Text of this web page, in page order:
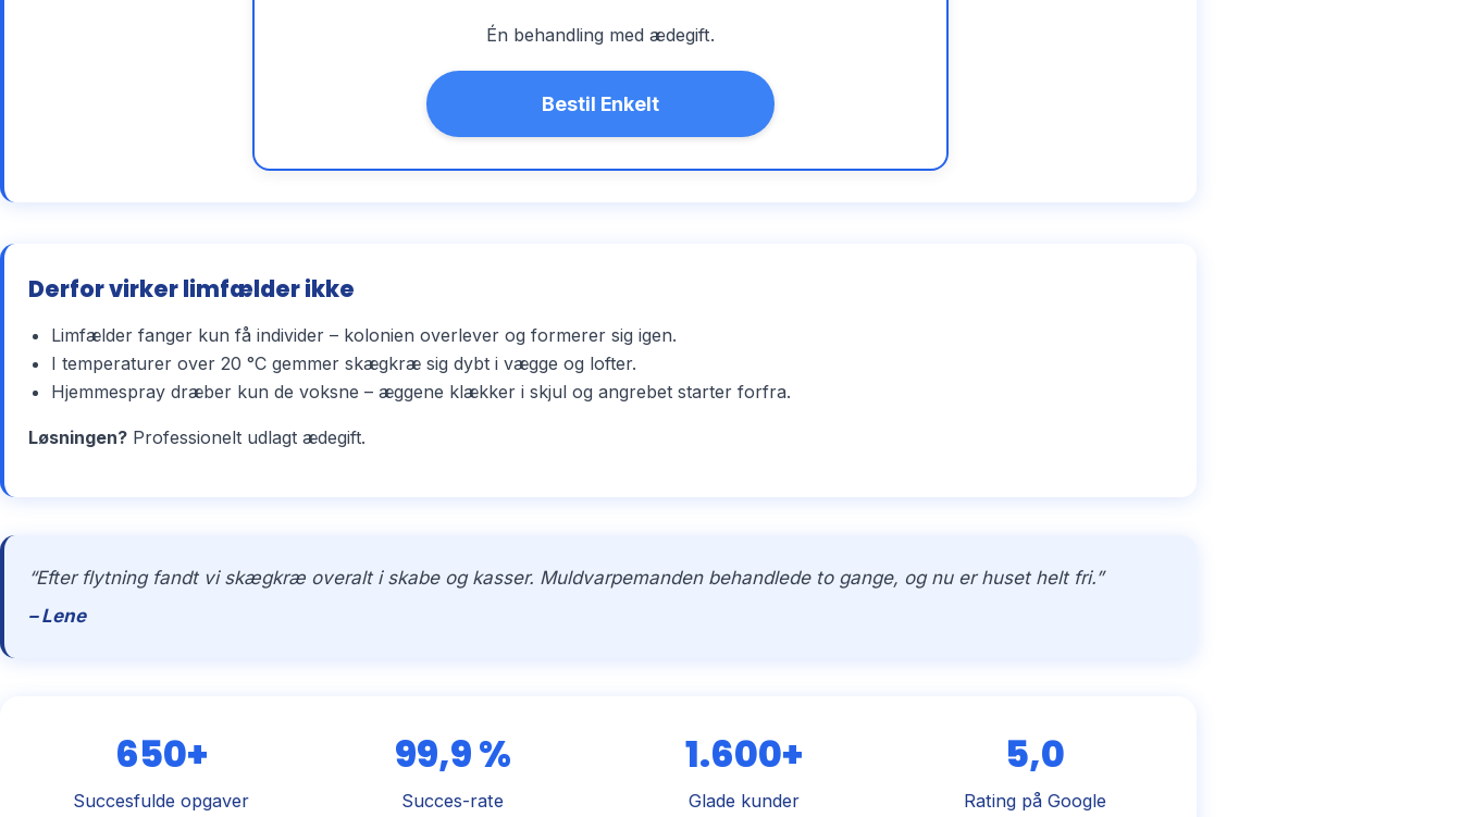
Én behandling med ædegift.
Bestil Enkelt
Derfor virker limfælder ikke
Limfælder fanger kun få individer – kolonien overlever og formerer sig igen.
I temperaturer over 20 °C gemmer skægkræ sig dybt i vægge og lofter.
Hjemmespray dræber kun de voksne – æggene klækker i skjul og angrebet starter forfra.
Løsningen? Professionelt udlagt ædegift.
“Efter flytning fandt vi skægkræ overalt i skabe og kasser. Muldvarpemanden behandlede to gange, og nu er huset helt fri.”
– Lene
650+
Succesfulde opgaver
99,9 %
Succes-rate
1.600+
Glade kunder
5,0
Rating på Google